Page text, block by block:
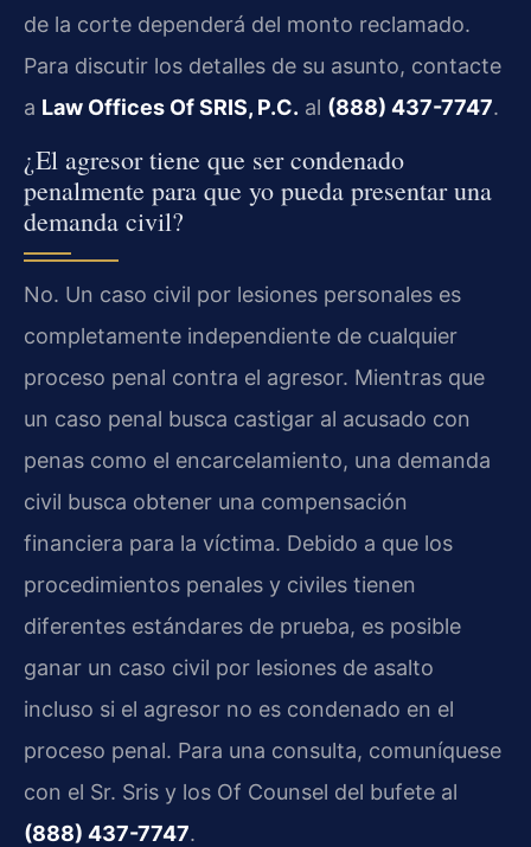
de la corte dependerá del monto reclamado.
Para discutir los detalles de su asunto, contacte
a Law Offices Of SRIS, P.C. al (888) 437-7747.
¿El agresor tiene que ser condenado
penalmente para que yo pueda presentar una
demanda civil?
No. Un caso civil por lesiones personales es
completamente independiente de cualquier
proceso penal contra el agresor. Mientras que
un caso penal busca castigar al acusado con
penas como el encarcelamiento, una demanda
civil busca obtener una compensación
financiera para la víctima. Debido a que los
procedimientos penales y civiles tienen
diferentes estándares de prueba, es posible
ganar un caso civil por lesiones de asalto
incluso si el agresor no es condenado en el
proceso penal. Para una consulta, comuníquese
con el Sr. Sris y los Of Counsel del bufete al
(888) 437-7747.